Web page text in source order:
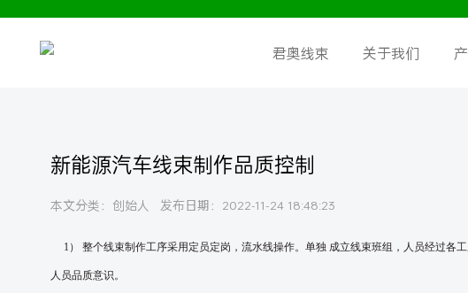
君奥线束 关于我们
新能源汽车线束制作品质控制
本文分类：创始人 发布日期：2022-11-24 18:48:23
1 ） 整个线束制作工序采用定员定岗，流水线操作。单独 成立线束班组，人员经过各
人员品质意识。